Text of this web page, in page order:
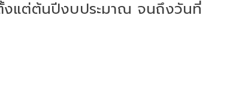
งแต่ต้นปีงบประมาณ จนถึงวันที่